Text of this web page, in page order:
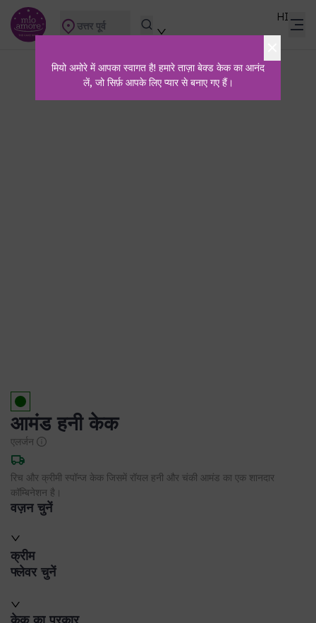
मियो अमोरे में आपका स्वागत है! हमारे ताज़ा बेक्ड केक का आनंद
लें, जो सिर्फ़ आपके लिए प्यार से बनाए गए हैं।
उत्तर पूर्व
HI
आमंड हनी केक